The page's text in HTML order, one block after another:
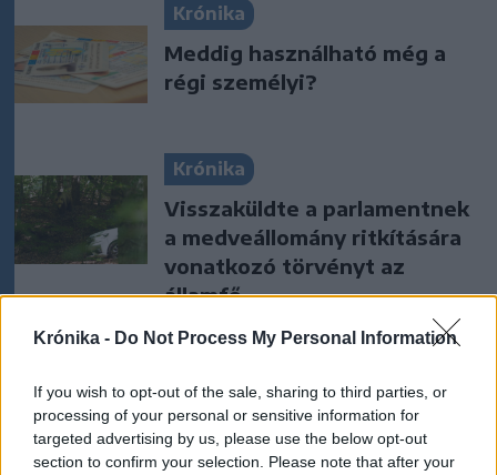
Krónika - Do Not Process My Personal Information
If you wish to opt-out of the sale, sharing to third parties, or
processing of your personal or sensitive information for
targeted advertising by us, please use the below opt-out
section to confirm your selection. Please note that after your
Krónika
Meddig használható még a
régi személyi?
Krónika
Visszaküldte a parlamentnek
a medveállomány ritkítására
vonatkozó törvényt az
államfő
Székelyhon
„Óriási csattanás volt” – így
emlékszik vissza a kedd esti
balesetre a csíkszeredai